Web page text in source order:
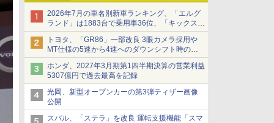
2026年7月の車名別新車ランキング、「エルグ
ランド」は1883台で乗用車36位、「キックス」
は2591台で27位に
トヨタ、「GR86」一部改良 3眼カメラ採用や
MT仕様の5速から4速へのダウンシフト時の操
作性向上など
ホンダ、2027年3月期第1四半期決算の営業利益
5307億円で過去最高を記録
光岡、新型オープンカーの第3弾ティザー画像
公開
スバル、「ステラ」を改良 運転支援機能「スマ